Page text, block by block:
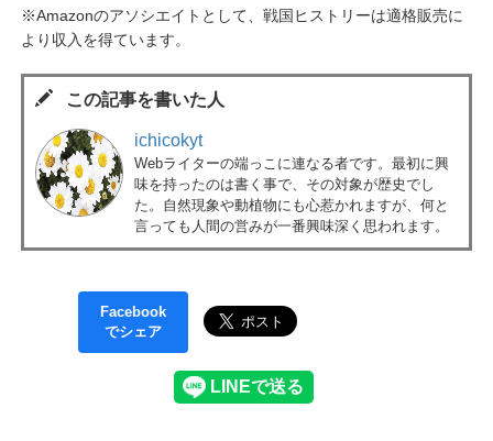
※Amazonのアソシエイトとして、戦国ヒストリーは適格販売に
より収入を得ています。
この記事を書いた人
ichicokyt
Webライターの端っこに連なる者です。最初に興
味を持ったのは書く事で、その対象が歴史でし
た。自然現象や動植物にも心惹かれますが、何と
言っても人間の営みが一番興味深く思われます。
Facebook
でシェア